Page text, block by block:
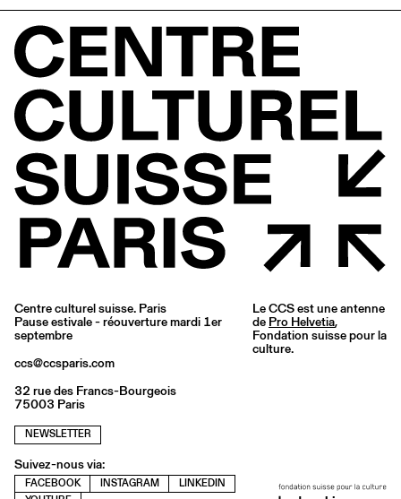
Centre culturel suisse. Paris
Pause estivale - réouverture mardi 1er
septembre
ccs@ccsparis.com
32 rue des Francs-Bourgeois
75003 Paris
NEWSLETTER
Suivez-nous via:
FACEBOOK INSTAGRAM
LINKEDIN
Le CCS est une antenne
de Pro Helvetia,
Fondation suisse pour la
culture.